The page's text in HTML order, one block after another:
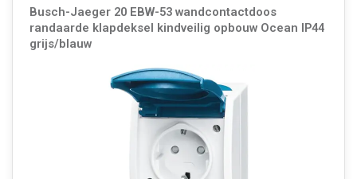
Busch-Jaeger 20 EBW-53 wandcontactdoos
randaarde klapdeksel kindveilig opbouw Ocean IP44
grijs/blauw